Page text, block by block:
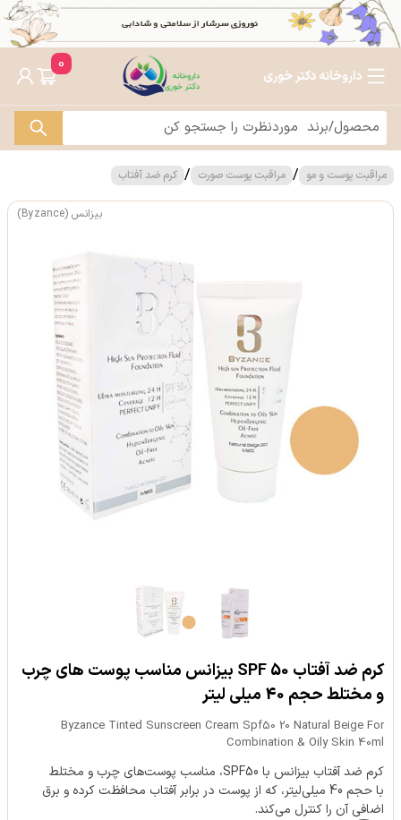
داروخانه دکتر خوری
0
مراقبت پوست و مو / مراقبت پوست صورت / کرم ضد آفتاب
بیزانس (Byzance)
کرم ضد آفتاب SPF 50 بیزانس مناسب پوست های چرب
و مختلط حجم 40 میلی لیتر
Byzance Tinted Sunscreen Cream Spf50 20 Natural Beige For
Combination & Oily Skin 40ml
کرم ضد آفتاب بیزانس با SPF50، مناسب پوست‌های چرب و مختلط
با حجم 40 میلی‌لیتر، که از پوست در برابر آفتاب محافظت کرده و برق
اضافی آن را کنترل می‌کند.